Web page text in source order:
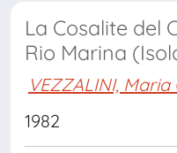
La Cosalite del
Rio Marina
VEZZALINI,
1982